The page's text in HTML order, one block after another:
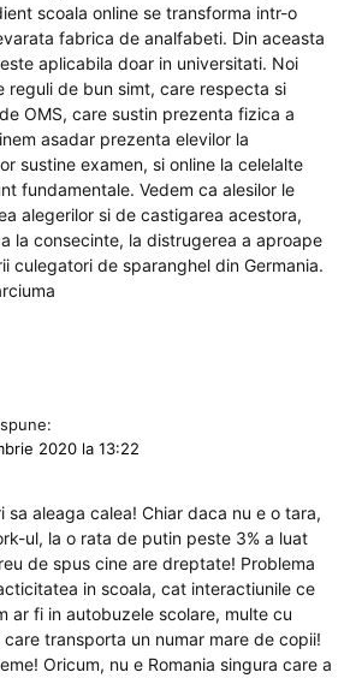
scoala online se transforma intr-o
fabrica de analfabeti. Din aceasta
aplicabila doar in universitati. Noi
reguli de bun simt, care respecta si
OMS, care sustin prezenta fizica a
asadar prezenta elevilor la
sustine examen, si online la celelalte
fundamentale. Vedem ca alesilor le
alegerilor si de castigarea acestora,
la consecinte, la distrugerea a aproape
culegatori de sparanghel din Germania.
spune:
2020 la 13:22
sa aleaga calea! Chiar daca nu e o tara,
ul, la o rata de putin peste 3% a luat
de spus cine are dreptate! Problema
in scoala, cat interactiunile ce
ar fi in autobuzele scolare, multe cu
transporta un numar mare de copii!
Oricum, nu e Romania singura care a